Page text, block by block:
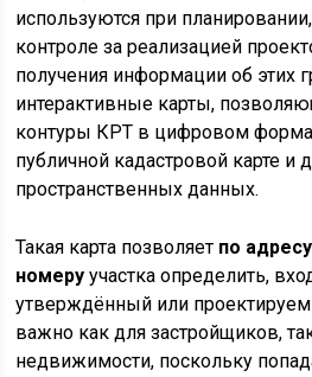
используются при
контроле за реализацией
получения информации об этих
интерактивные карты,
контуры КРТ в цифровом
публичной кадастровой карте и
пространственных данных.
Такая карта позволяет по
номеру участка определить,
утверждённый или
важно как для застройщиков,
недвижимости, поскольку